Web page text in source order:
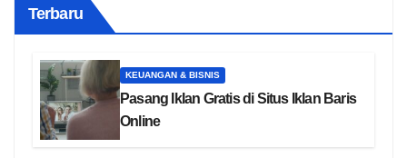
Terbaru
KEUANGAN & BISNIS
Pasang Iklan Gratis di Situs Iklan Baris
Online